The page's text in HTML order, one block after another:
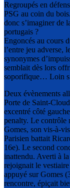
Regroupés en
PSG au coin du
donc s’imaginer de
portugais ?
Engoncés au cours
l’entre jeu adverse,
synonymes
semblait dès lors
soporifique… Loin
Deux évènements
Porte de Saint-
excentré côté
penalty. Le contrôle
Gomes, son vis-à-
Parisien battait
16e). Le second
inattendu. Averti à
rejoignait le
appuyé sur Gomes
rencontre, épiçait